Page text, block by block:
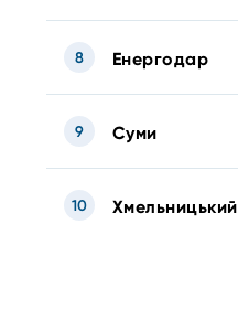
Енергодар
8
Суми
9
Хмельницький
10